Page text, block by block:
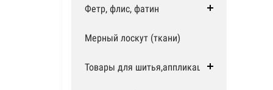
Фетр, флис, фатин
Мерный лоскут (ткани)
Товары для шитья,аппликации